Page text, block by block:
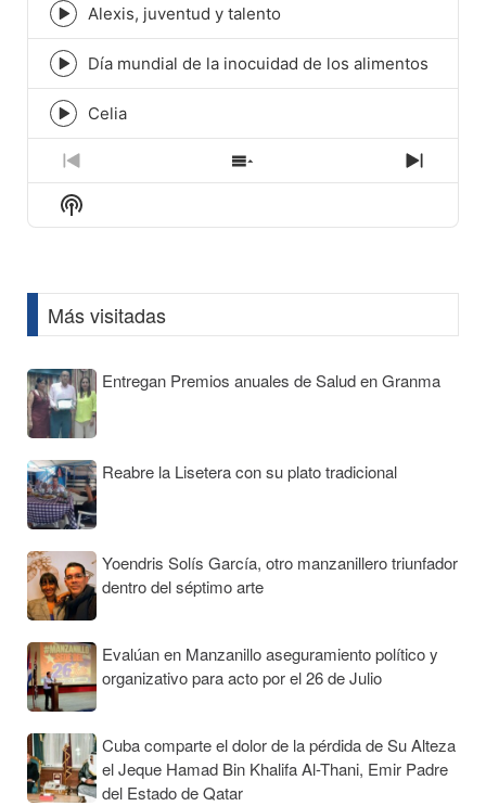
icon
Episode
play
icon
Alexis, juventud y talento
Episode
play
icon
Día mundial de la inocuidad de los alimentos
Episode
play
icon
Celia
Previous
Episode
Show
Next
Show
Podcast
Más visitadas
Entregan Premios anuales de Salud en Granma
Reabre la Lisetera con su plato tradicional
Yoendris Solís García, otro manzanillero triunfador
dentro del séptimo arte
Evalúan en Manzanillo aseguramiento político y
organizativo para acto por el 26 de Julio
Cuba comparte el dolor de la pérdida de Su Alteza
el Jeque Hamad Bin Khalifa Al-Thani, Emir Padre
del Estado de Qatar